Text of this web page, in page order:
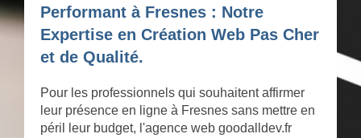
Performant à Fresnes : Notre
Expertise en Création Web Pas Cher
et de Qualité.
Pour les professionnels qui souhaitent affirmer
leur présence en ligne à Fresnes sans mettre en
péril leur budget, l'agence web goodalldev.fr